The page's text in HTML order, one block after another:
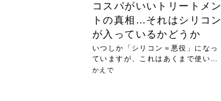
コスパがいいトリートメン
トの真相…それはシリコン
が入っているかどうか
いつしか「シリコン＝悪役」になっ
ていますが、これはあくまで使い方
次第...
かえで